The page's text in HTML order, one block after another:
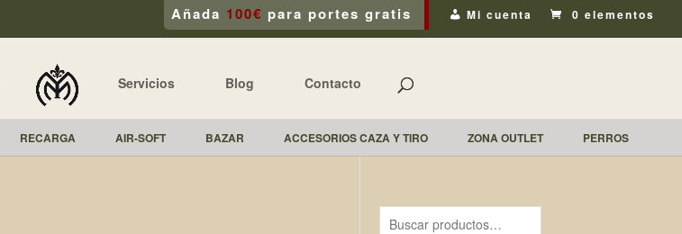
Añada 100€ para portes gratis Mi cuenta 0 elementos
Servicios Blog Contacto
RECARGA AIR-SOFT BAZAR ACCESORIOS CAZA Y TIRO ZONA OUTLET PERROS